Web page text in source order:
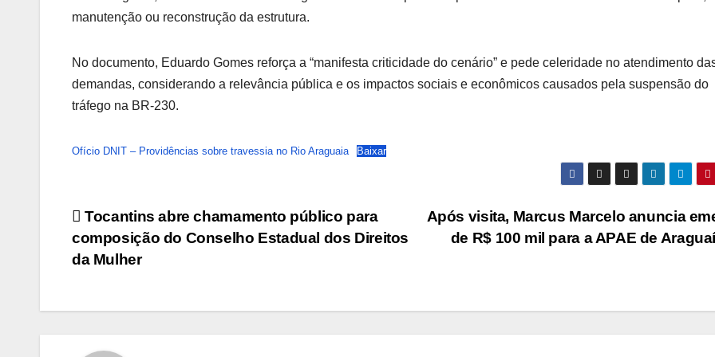
manutenção ou reconstrução da estrutura.
No documento, Eduardo Gomes reforça a “manifesta criticidade do cenário” e pede celeridade no atendimento
demandas, considerando a relevância pública e os impactos sociais e econômicos causados pela suspensão do
tráfego na BR-230.
Ofício DNIT – Providências sobre travessia no Rio Araguaia Baixar
Post
navigation
Após visita, Marcus Marcelo anuncia
de R$ 100 mil para a APAE de
Tocantins abre chamamento público para
composição do Conselho Estadual dos Direitos
da Mulher